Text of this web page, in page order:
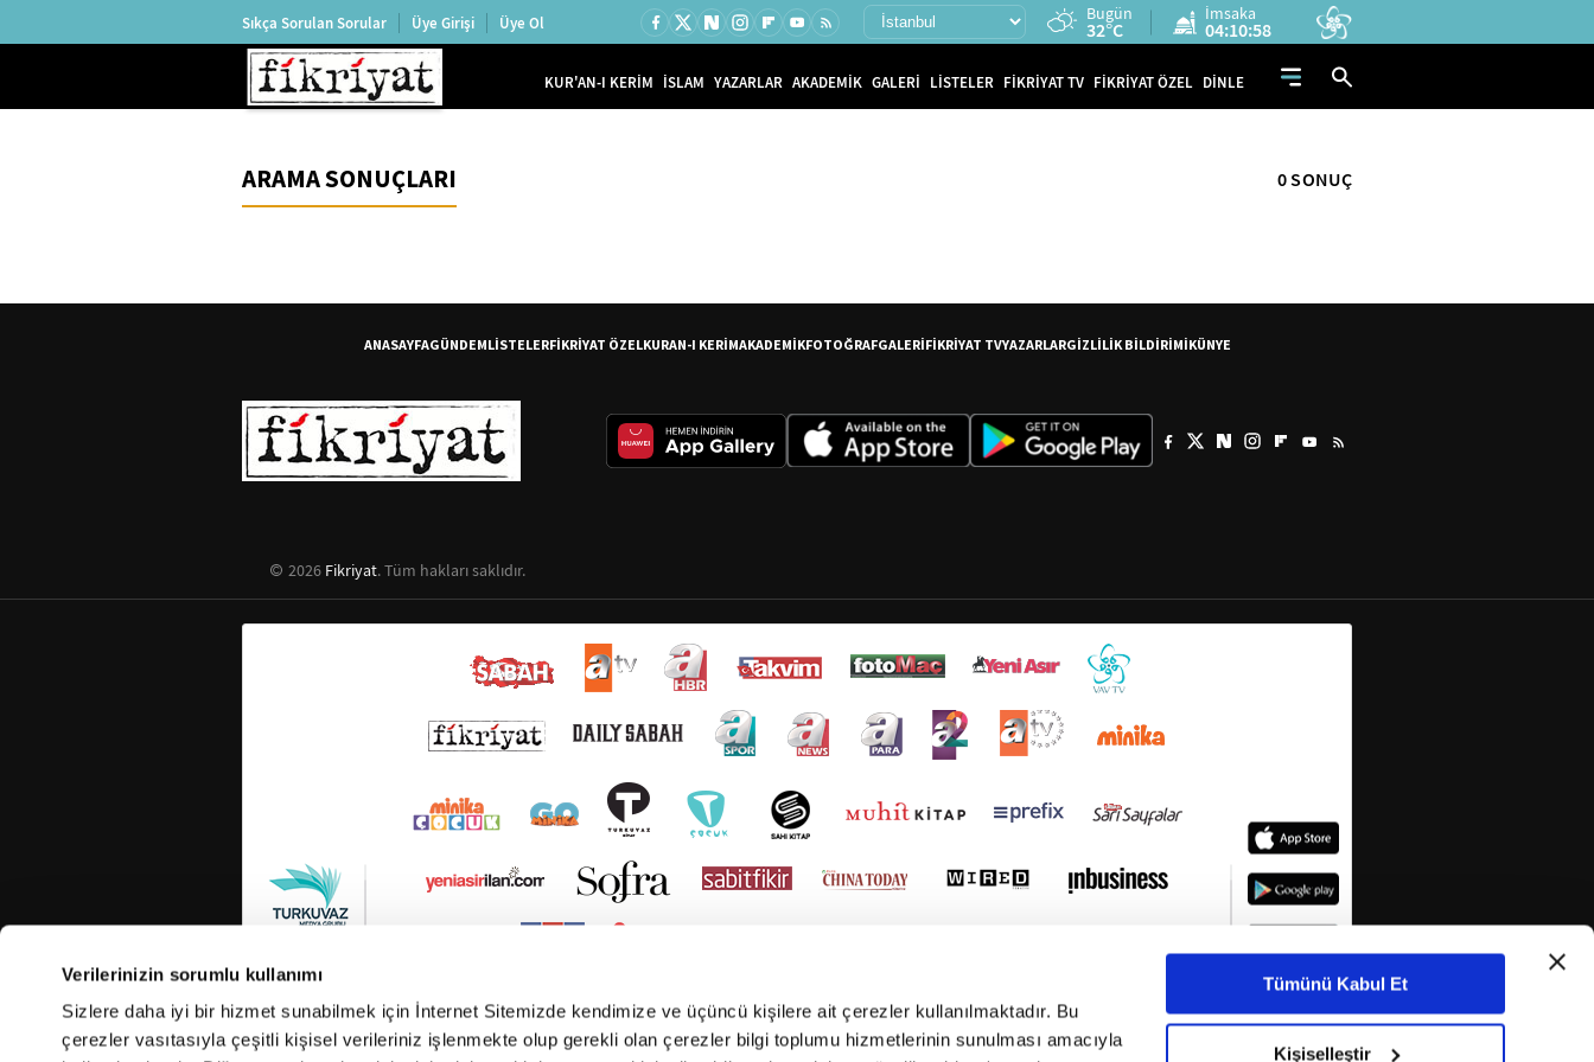
Verilerinizin sorumlu kullanımı
Sizlere daha iyi bir hizmet sunabilmek için İnternet Sitemizde kendimize ve üçüncü kişilere ait çerezler kullanılmaktadır. Bu
çerezler vasıtasıyla çeşitli kişisel verileriniz işlenmekte olup gerekli olan çerezler bilgi toplumu hizmetlerinin sunulması amacıyla
Tümünü Kabul Et
Kişiselleştir
Sıkça Sorulan Sorular Üye Girişi Üye Ol Bugün
32°C
İmsaka
04:10:58
KUR'AN-I KERİM İSLAM YAZARLAR AKADEMİK GALERİ LİSTELER FİKRİYAT TV FİKRİYAT ÖZEL DİNLE
ARAMA SONUÇLARI 0 SONUÇ
ANASAYFAGÜNDEMLİSTELERFİKRİYAT ÖZELKURAN-I KERİMAKADEMİKFOTOĞRAFGALERİFİKRİYAT TVYAZARLARGİZLİLİK BİLDİRİMİKÜNYE
2026 Fikriyat. Tüm hakları saklıdır.